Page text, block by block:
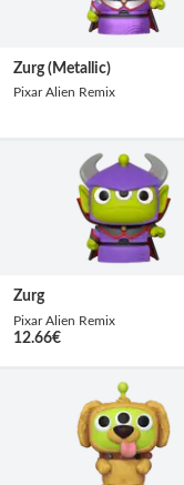
Zurg (Metallic)
Pixar Alien Remix
Zurg
Pixar Alien Remix
12.66€